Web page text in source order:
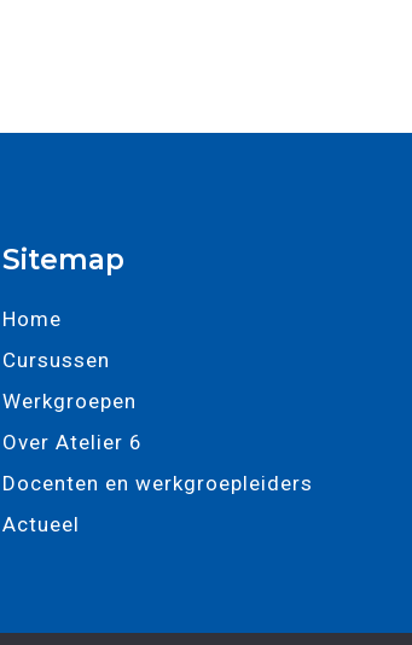
Sitemap
Home
Cursussen
Werkgroepen
Over Atelier 6
Docenten en werkgroepleiders
Actueel